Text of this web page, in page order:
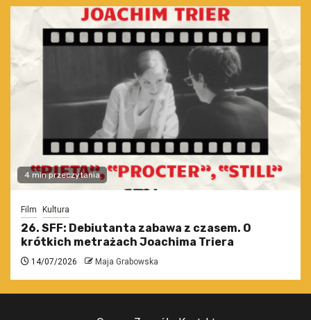
4 min przeczytania
Film Kultura
26. SFF: Debiutanta zabawa z czasem. O
krótkich metrażach Joachima Triera
14/07/2026 Maja Grabowska